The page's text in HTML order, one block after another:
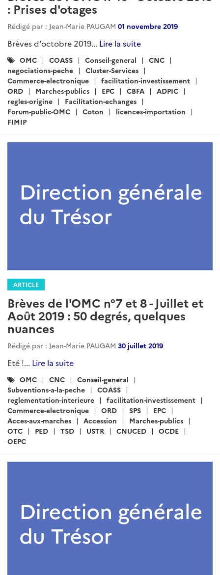
: Prises d'otages
Rédigé par : Jean-Marie PAUGAM 01 novembre 2019
Brèves d'octobre 2019... Lire la suite
Catégories
:
OMC COASS Conseil-general
CNC
negociations-peche
Cluster-Services
Commerce-electronique
facilitation-investissement
ORD
Marches-publics EPC CBFA
ADPIC
regles-origine
Facilitation-echanges
Forum-public-OMC
Coton
licences-importation
FIMIP
ARTICLE
Brèves de l'OMC n°7 et 8 - Juillet et
Août 2019 : 50 degrés, quelques
nuances
Rédigé par : Jean-Marie PAUGAM 30 juillet 2019
Eté !... Lire la suite
Catégories
:
OMC CNC
Conseil-general
Subventions-a-la-peche
COASS
reglementation-interieure
facilitation-investissement
Commerce-electronique
ORD SPS
EPC
Acces-aux-marches
Accession
Marches-publics
OTC
PED TSD USTR CNUCED
OCDE
OEPC